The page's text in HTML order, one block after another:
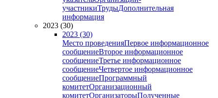
участникиТрудыДополнительная
информация
2023 (30)
2023 (30)
Место проведенияПервое информационное
сообщениеВторое информационное
сообщениеТретье информационное
сообщениеЧетвертое информационное
сообщениеПрограммный
комитетОрганизационный
комитетОрганизаторыПолученные